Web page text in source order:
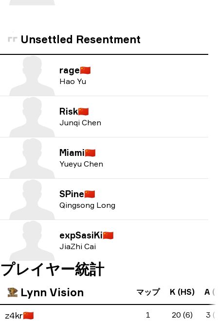
Unsettled Resentment
rage🇨🇳
Hao Yu
Risk🇨🇳
Junqi Chen
Miami🇨🇳
Yueyu Chen
SPine🇨🇳
Qingsong Long
expSasiKi🇨🇳
JiaZhi Cai
プレイヤー統計
Lynn Vision マップ K (HS) A
z4kr🇨🇳 1 20 (6) 3